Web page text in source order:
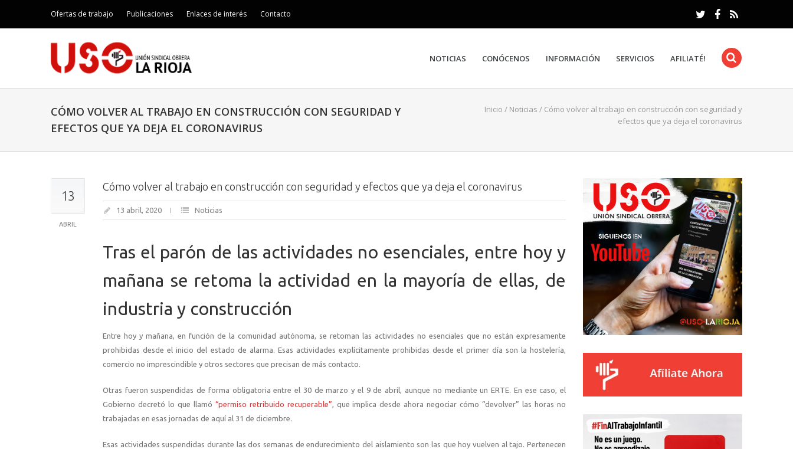
Ofertas de trabajo Publicaciones Enlaces de interés Contacto
NOTICIAS CONÓCENOS INFORMACIÓN SERVICIOS AFILIATÉ!
CÓMO VOLVER AL TRABAJO EN CONSTRUCCIÓN CON SEGURIDAD Y
EFECTOS QUE YA DEJA EL CORONAVIRUS
Inicio / Noticias / Cómo volver al trabajo en construcción con seguridad y
efectos que ya deja el coronavirus
13
ABRIL
Cómo volver al trabajo en construcción con seguridad y efectos que ya deja el coronavirus
13 abril, 2020 Noticias
Tras el parón de las actividades no esenciales, entre hoy y
mañana se retoma la actividad en la mayoría de ellas, de
industria y construcción
Entre hoy y mañana, en función de la comunidad autónoma, se retoman las actividades no esenciales que no están expresamente
prohibidas desde el inicio del estado de alarma. Esas actividades explícitamente prohibidas desde el primer día son la hostelería,
comercio no imprescindible y otros sectores que precisan de más contacto.
Otras fueron suspendidas de forma obligatoria entre el 30 de marzo y el 9 de abril, aunque no mediante un ERTE. En ese caso, el
Gobierno decretó lo que llamó “permiso retribuido recuperable”, que implica desde ahora negociar cómo “devolver” las horas no
trabajadas en esas jornadas de aquí al 31 de diciembre.
Esas actividades suspendidas durante las dos semanas de endurecimiento del aislamiento son las que hoy vuelven al tajo. Pertenecen